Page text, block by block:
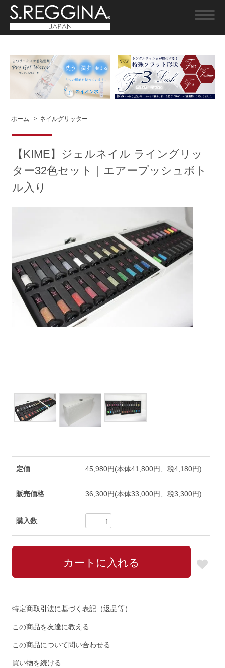
ホーム > ネイルグリッター
【KIME】ジェルネイル ライングリッ
ター32色セット｜エアープッシュボト
ル入り
定価 45,980円(本体41,800円、税4,180円)
販売価格 36,300円(本体33,000円、税3,300円)
購入数
特定商取引法に基づく表記（返品等）
この商品を友達に教える
この商品について問い合わせる
買い物を続ける